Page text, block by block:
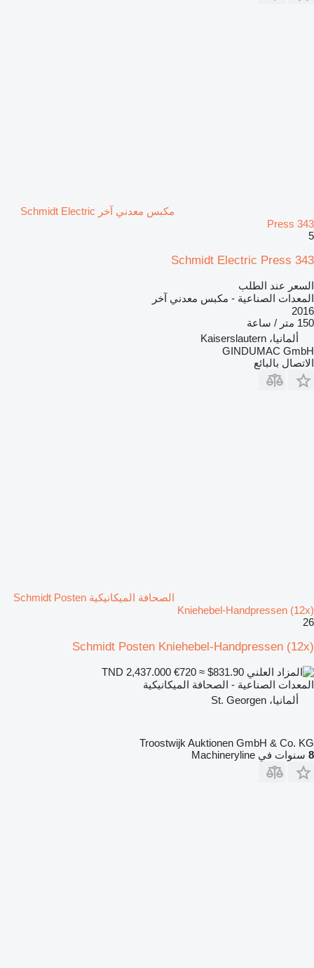
مكبس معدني آخر Schmidt Electric
Press 343
5
Schmidt Electric Press 343
السعر عند الطلب
المعدات الصناعية - مكبس معدني آخر
2016
150 متر / ساعة
ألمانيا، Kaiserslautern
GINDUMAC GmbH
الاتصال بالبائع
الصحافة الميكانيكية Schmidt Posten
Kniehebel-Handpressen (12x)
26
Schmidt Posten Kniehebel-Handpressen (12x)
€720 ≈ $831.90
المعدات الصناعية - الصحافة الميكانيكية
ألمانيا، St. Georgen
Troostwijk Auktionen GmbH & Co. KG
8 سنوات في Machineryline